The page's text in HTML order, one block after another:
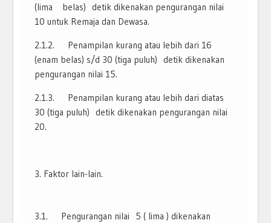
(lima belas) detik dikenakan pengurangan nilai
10 untuk Remaja dan Dewasa.
2.1.2. Penampilan kurang atau lebih dari 16
(enam belas) s/d 30 (tiga puluh) detik dikenakan
pengurangan nilai 15.
2.1.3. Penampilan kurang atau lebih dari diatas
30 (tiga puluh) detik dikenakan pengurangan nilai
20.
Faktor lain-lain.
3.1. Pengurangan nilai 5 ( lima ) dikenakan